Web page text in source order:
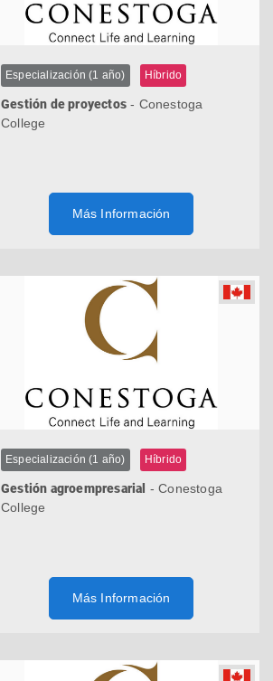
Especialización (1 año) Híbrido
Gestión de proyectos - Conestoga
College
Más Información
Especialización (1 año) Híbrido
Gestión agroempresarial - Conestoga
College
Más Información